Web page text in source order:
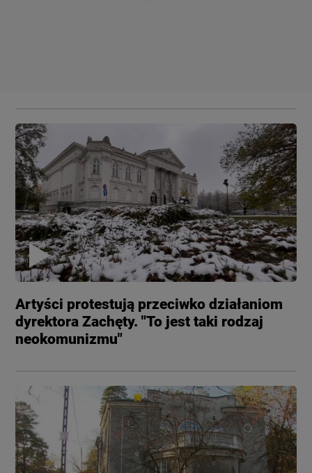
Artyści protestują przeciwko działaniom
dyrektora Zachęty. "To jest taki rodzaj
neokomunizmu"